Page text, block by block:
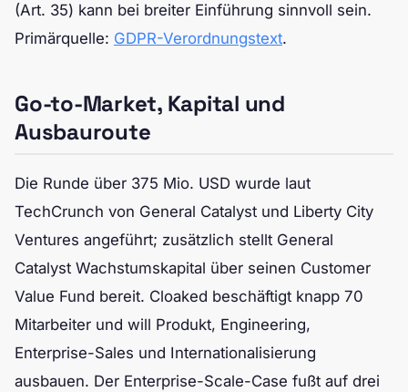
(Art. 35) kann bei breiter Einführung sinnvoll sein.
Primärquelle: GDPR-Verordnungstext.
Go-to-Market, Kapital und
Ausbauroute
Die Runde über 375 Mio. USD wurde laut
TechCrunch von General Catalyst und Liberty City
Ventures angeführt; zusätzlich stellt General
Catalyst Wachstumskapital über seinen Customer
Value Fund bereit. Cloaked beschäftigt knapp 70
Mitarbeiter und will Produkt, Engineering,
Enterprise-Sales und Internationalisierung
ausbauen. Der Enterprise-Scale-Case fußt auf drei